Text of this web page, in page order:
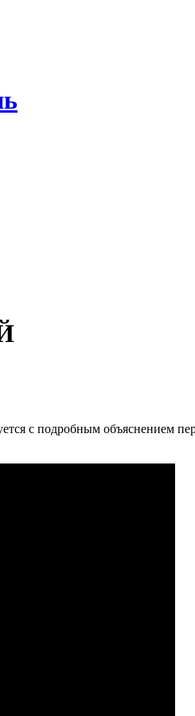
с подробным объяснением